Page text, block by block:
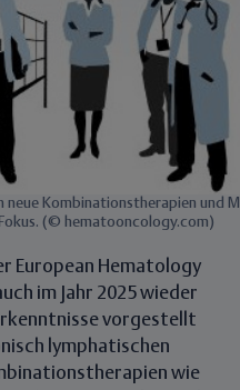
Kombinationstherapien und
(© hematooncology.com)
European Hematology
im Jahr 2025 wieder
vorgestellt
lymphatischen
wie